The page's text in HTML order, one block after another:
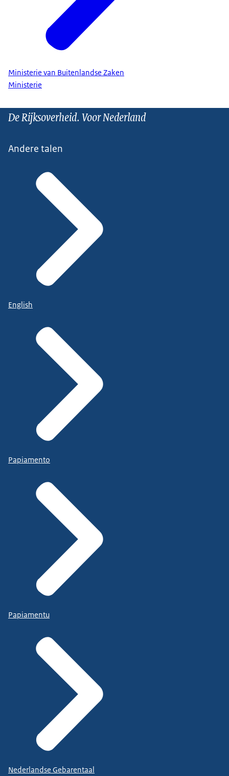
Ministerie van Buitenlandse Zaken
Ministerie
De Rijksoverheid. Voor Nederland
Andere talen
English
Papiamento
Papiamentu
Nederlandse Gebarentaal